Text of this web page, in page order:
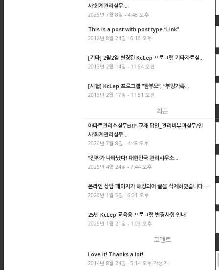
사’회계관리실무...
2026년 7월 8일 - 4:48 오후
This is a post with post type “Link”
2012년 8월 24일 - 6:16 오후
[기타] 2월2일 변경된 KcLep 프로그램 기타자료실...
2013년 2월 14일 - 11:54 오전
[시험] KcLep 프로그램 “한부모”, “부양가족...
2013년 2월 17일 - 11:51 오전
최근
아파트관리소실무ERP 교재 답안_관리비부과실무/인
사’회계관리실무...
2026년 7월 8일 - 4:48 오후
“진짜가 나타났다! 대한민국 관리사무소...
2026년 4월 24일 - 7:44 오후
온라인 상담 페이지가 해킹되어 글을 삭제하였습니다....
2026년 1월 5일 - 6:21 오후
25년 KcLep 교육용 프로그램 변경사항 안내
2025년 1월 21일 - 1:03 오후
코멘트
Love it! Thanks a lot!
2014년 8월 24일 - 5:14 오후 작성자: